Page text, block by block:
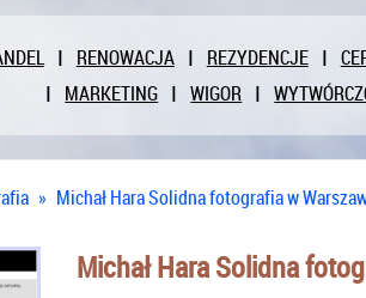
RENOWACJA REZYDENCJE
MARKETING
WIGOR
» Michał Hara Solidna fotografia w
Michał Hara Solidna